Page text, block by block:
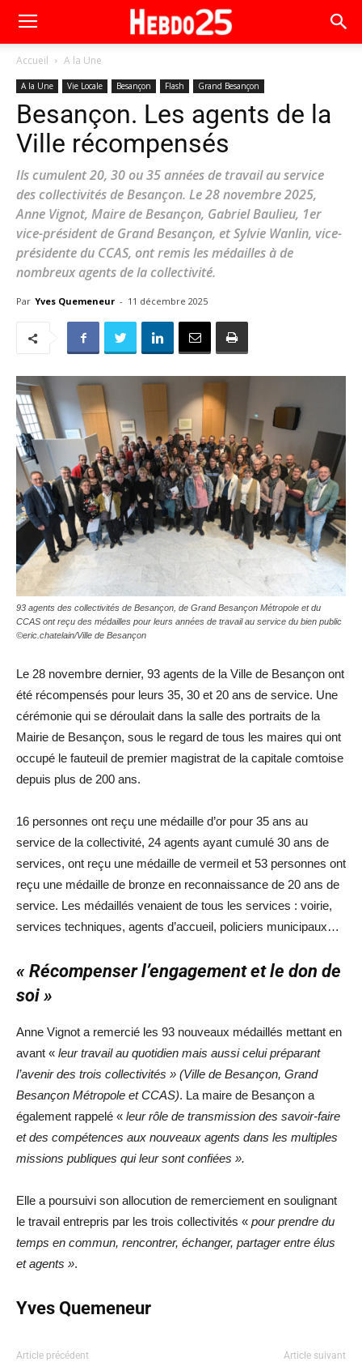
Accueil A la Une
A la Une Vie Locale Besançon Flash Grand Besançon
Besançon. Les agents de la
Ville récompensés
Ils cumulent 20, 30 ou 35 années de travail au service
des collectivités de Besançon. Le 28 novembre 2025,
Anne Vignot, Maire de Besançon, Gabriel Baulieu, 1er
vice-président de Grand Besançon, et Sylvie Wanlin, vice-
présidente du CCAS, ont remis les médailles à de
nombreux agents de la collectivité.
Par Yves Quemeneur - 11 décembre 2025
93 agents des collectivités de Besançon, de Grand Besançon Métropole et du
CCAS ont reçu des médailles pour leurs années de travail au service du bien public
©eric.chatelain/Ville de Besançon
Le 28 novembre dernier, 93 agents de la Ville de Besançon ont
été récompensés pour leurs 35, 30 et 20 ans de service. Une
cérémonie qui se déroulait dans la salle des portraits de la
Mairie de Besançon, sous le regard de tous les maires qui ont
occupé le fauteuil de premier magistrat de la capitale comtoise
depuis plus de 200 ans.
16 personnes ont reçu une médaille d’or pour 35 ans au
service de la collectivité, 24 agents ayant cumulé 30 ans de
services, ont reçu une médaille de vermeil et 53 personnes ont
reçu une médaille de bronze en reconnaissance de 20 ans de
service. Les médaillés venaient de tous les services : voirie,
services techniques, agents d’accueil, policiers municipaux…
« Récompenser l’engagement et le don de
soi »
Anne Vignot a remercié les 93 nouveaux médaillés mettant en
avant « leur travail au quotidien mais aussi celui préparant
l’avenir des trois collectivités » (Ville de Besançon, Grand
Besançon Métropole et CCAS). La maire de Besançon a
également rappelé « leur rôle de transmission des savoir-faire
et des compétences aux nouveaux agents dans les multiples
missions publiques qui leur sont confiées ».
Elle a poursuivi son allocution de remerciement en soulignant
le travail entrepris par les trois collectivités « pour prendre du
temps en commun, rencontrer, échanger, partager entre élus
et agents ».
Yves Quemeneur
Article précédent Article suivant